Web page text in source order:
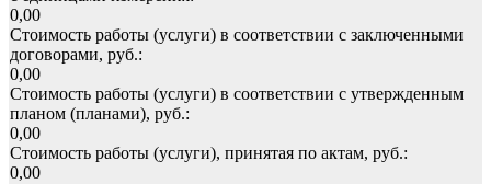
0,00
Стоимость работы (услуги) в соответствии с заключенными
договорами, руб.:
0,00
Стоимость работы (услуги) в соответствии с утвержденным
планом (планами), руб.:
0,00
Стоимость работы (услуги), принятая по актам, руб.:
0,00